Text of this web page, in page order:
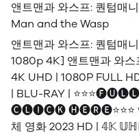
앤트맨과 와스프: 퀀텀매
Man and the Wasp
앤트맨과 와스프: 퀀텀매
1080p 4K] 앤트맨과 와스
4K UHD | 1080P FULL
| BLU-RAY |
🅒🅛🅘🅒🅚 🅗🅔🅡🅔⭐⭐⭐ 앤
체 영화 2023 HD | 𝟜𝕂